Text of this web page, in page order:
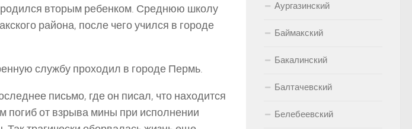
родился вторым ребенком. Среднюю школу
района, после чего учился в городе
службу проходил в городе Пермь.
письмо, где он писал, что находится
погиб от взрыва мины при исполнении
Аургазинский
Баймакский
Бакалинский
Балтачевский
Белебеевский